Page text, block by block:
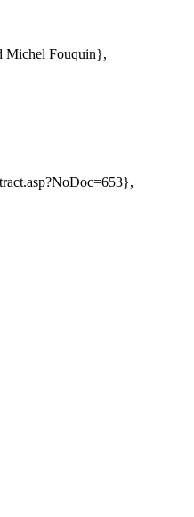
Michel Fouquin},